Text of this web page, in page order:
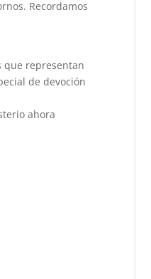
Recordamos
que representan
de devoción
ahora